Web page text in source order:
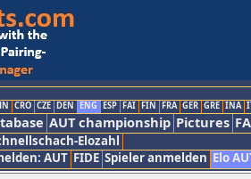
CRO CZE DEN ENG ESP FAI FIN FRA GER GRE INA
AUT championship Pictures
Elozahl
AUT FIDE Spieler anmelden Elo